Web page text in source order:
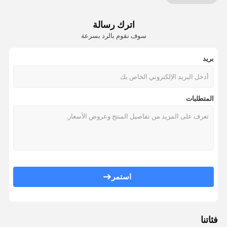
فيلم الختم من ورق الألومنيوماترك رسالة
سوف نقوم بالرد بسرعة
بريد
المتطلبات
استمر
فئاتنا